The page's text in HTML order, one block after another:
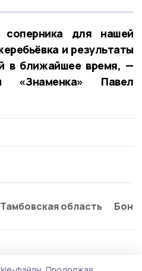
для нашей
и результаты
в ближайшее время, —
«Знаменка» Павел
Тамбовская область